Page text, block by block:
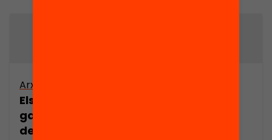
Arxiu
Els drets i les
garanties dels
demandants